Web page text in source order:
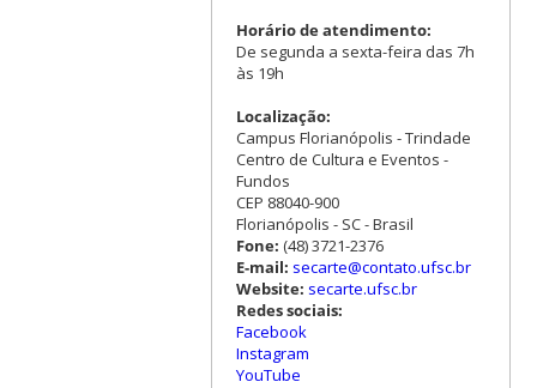
Horário de atendimento:
De segunda a sexta-feira das 7h
às 19h
Localização:
Campus Florianópolis - Trindade
Centro de Cultura e Eventos -
Fundos
CEP 88040-900
Florianópolis - SC - Brasil
Fone: (48) 3721-2376
E-mail: secarte@contato.ufsc.br
Website: secarte.ufsc.br
Redes sociais:
Facebook
Instagram
YouTube